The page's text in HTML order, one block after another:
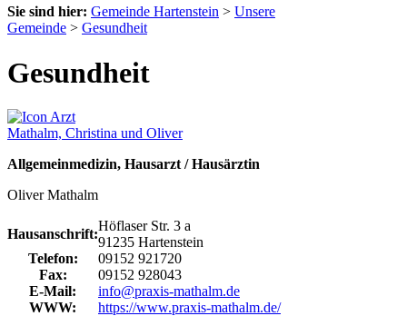
Sie sind hier: Gemeinde Hartenstein > Unsere
Gemeinde > Gesundheit
Gesundheit
Mathalm, Christina und Oliver
Allgemeinmedizin, Hausarzt / Hausärztin
Oliver Mathalm
Hausanschrift:
Höflaser Str. 3 a
91235 Hartenstein
Telefon:
09152 921720
Fax:
09152 928043
E-Mail:
info@praxis-mathalm.de
WWW:
https://www.praxis-mathalm.de/